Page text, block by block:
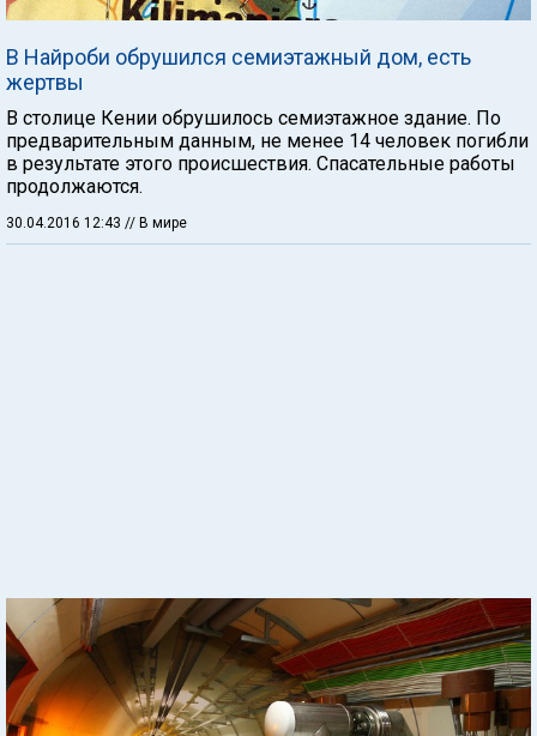
В Найроби обрушился семиэтажный дом, есть
жертвы
В столице Кении обрушилось семиэтажное здание. По
предварительным данным, не менее 14 человек погибли
в результате этого происшествия. Спасательные работы
продолжаются.
30.04.2016 12:43 // В мире